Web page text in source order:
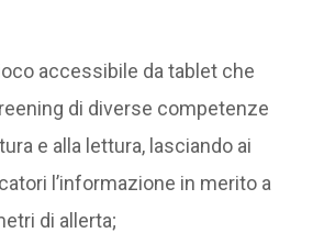
accessibile da tablet che
di diverse competenze
e alla lettura, lasciando ai
l’informazione in merito a
di allerta;